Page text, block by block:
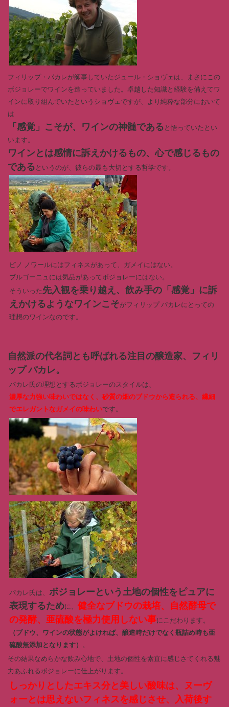
フィリップ・パカレが師事していたジュール・ショヴェは、まさにこの
ボジョレーでワインを造っていました。卓越した知識と経験を備えてワ
インに取り組んでいたというショヴェですが、より純粋な部分において
は
「感覚」こそが、ワインの神髄である と悟っていたとい
います。
ワインとは感情に訴えかけるもの、心で感じるもの
である というのが、彼らの最も大切とする哲学です。
ピノ ノワールにはフィネスがあって、ガメイにはない。
ブルゴーニュには気品があってボジョレーにはない。
そういった 先入観を乗り越え、飲み手の「感覚」に訴
えかけるようなワインこそがフィリップ パカレにとっての
理想のワインなのです。
自然派の代名詞とも呼ばれる注目の醸造家、フィリ
ップ パカレ。
パカレ氏の理想とするボジョレーのスタイルは、
濃厚な力強い味わいではなく、砂質の畑のブドウから造られる、繊細
でエレガントなガメイの味わいです。
パカレ氏は、 ボジョレーという土地の個性をピュアに
表現するために、 健全なブドウの栽培、自然酵母で
の発酵、亜硫酸を極力使用しない事にこだわります。
（ブドウ、ワインの状態がよければ、醸造時だけでなく瓶詰め時も亜
硫酸無添加となります） 。
その結果なめらかな飲み心地で、土地の個性を素直に感じさてくれる魅
力あふれるボジョレーに仕上がります。
しっかりとしたエキス分と美しい酸味は、ヌーヴ
ォーとは思えないフィネスを感じさせ、入荷後す